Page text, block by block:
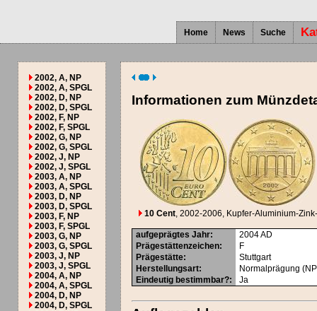
Home News Suche
2002, A, NP
2002, A, SPGL
2002, D, NP
2002, D, SPGL
2002, F, NP
2002, F, SPGL
2002, G, NP
2002, G, SPGL
2002, J, NP
2002, J, SPGL
2003, A, NP
2003, A, SPGL
2003, D, NP
2003, D, SPGL
2003, F, NP
2003, F, SPGL
2003, G, NP
2003, G, SPGL
2003, J, NP
2003, J, SPGL
2004, A, NP
2004, A, SPGL
2004, D, NP
2004, D, SPGL
Informationen zum
10 Cent, 2002-2006, Kupfer-Aluminium-
aufgeprägtes Jahr: 2004AD
Prägestättenzeichen:
F
Prägestätte:
Stuttgart
Herstellungsart:
Normalprägung
Eindeutig bestimmbar?: Ja